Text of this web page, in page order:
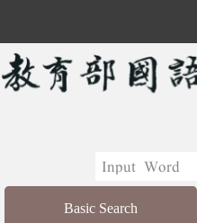
Basic Search